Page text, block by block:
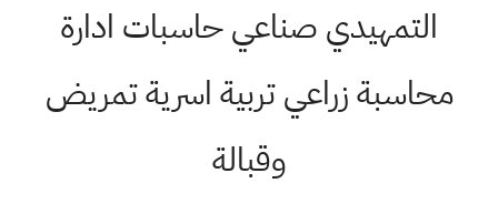
التمهيدي صناعي حاسبات ادارة
محاسبة زراعي تربية اسرية تمريض
وقبالة